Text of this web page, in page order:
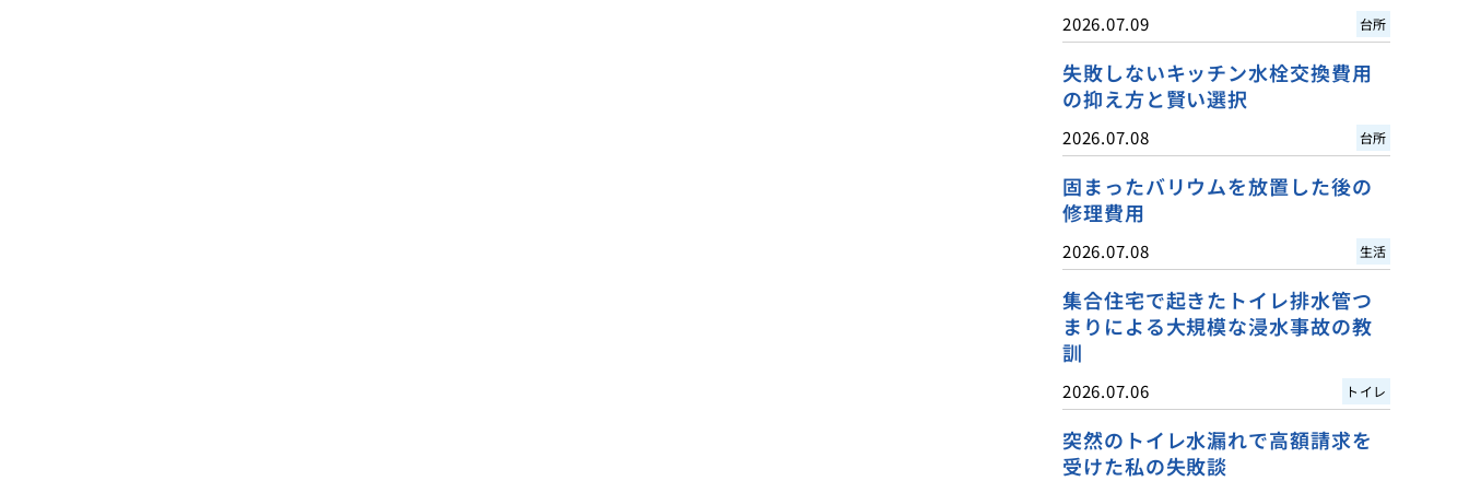
2026.07.09 台所
失敗しないキッチン水栓交換費用
の抑え方と賢い選択
2026.07.08 台所
固まったバリウムを放置した後の
修理費用
2026.07.08 生活
集合住宅で起きたトイレ排水管つ
まりによる大規模な浸水事故の教
訓
2026.07.06 トイレ
突然のトイレ水漏れで高額請求を
受けた私の失敗談